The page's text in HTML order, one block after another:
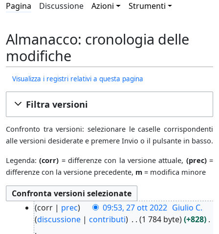
Pagina Discussione Azioni Strumenti
Almanacco: cronologia delle
modifiche
Visualizza i registri relativi a questa pagina
Filtra versioni
Confronto tra versioni: selezionare le caselle corrispondenti
alle versioni desiderate e premere Invio o il pulsante in basso.
Legenda:(corr) = differenze con la versione attuale, (prec)=
differenze con la versione precedente, m = modifica minore
corr prec 09:53, 27 ott 2022 Giulio C.
discussione
contributi 1 784 byte +828